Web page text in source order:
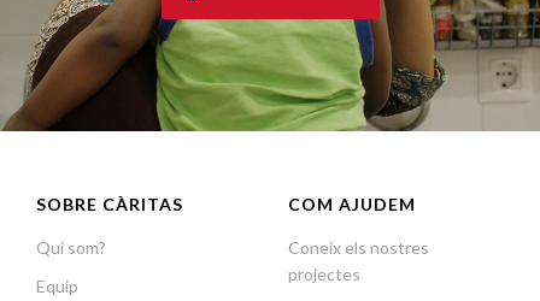
SOBRE CÀRITAS
Qui som?
Equip
COM AJUDEM
Coneix els nostres
projectes